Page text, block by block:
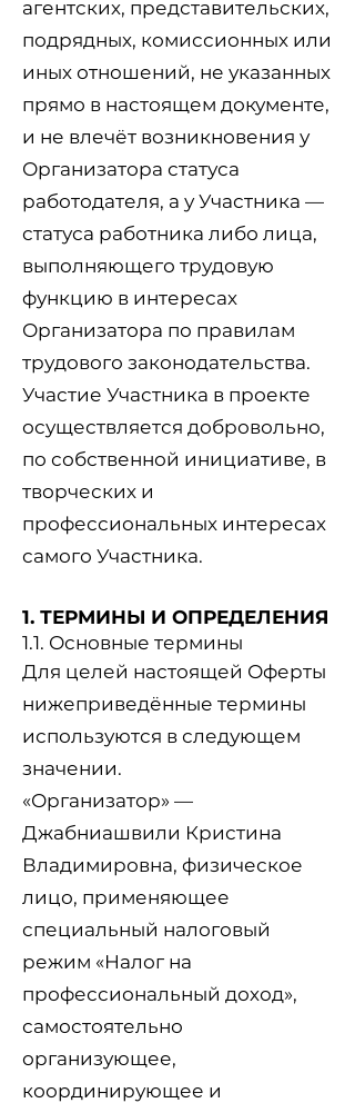
агентских, представительских,
подрядных, комиссионных или
иных отношений, не указанных
прямо в настоящем документе,
и не влечёт возникновения у
Организатора статуса
работодателя, а у Участника —
статуса работника либо лица,
выполняющего трудовую
функцию в интересах
Организатора по правилам
трудового законодательства.
Участие Участника в проекте
осуществляется добровольно,
по собственной инициативе, в
творческих и
профессиональных интересах
самого Участника.
1. ТЕРМИНЫ И ОПРЕДЕЛЕНИЯ
1.1. Основные термины
Для целей настоящей Оферты
нижеприведённые термины
используются в следующем
значении.
«Организатор» —
Джабниашвили Кристина
Владимировна, физическое
лицо, применяющее
специальный налоговый
режим «Налог на
профессиональный доход»,
самостоятельно
организующее,
координирующее и